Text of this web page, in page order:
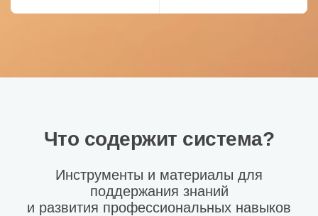
Что содержит система?
Инструменты и материалы для
поддержания знаний
и развития профессиональных навыков